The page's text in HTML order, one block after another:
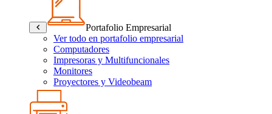
Portafolio Empresarial
Ver todo en portafolio empresarial
Computadores
Impresoras y Multifuncionales
Monitores
Proyectores y Videobeam